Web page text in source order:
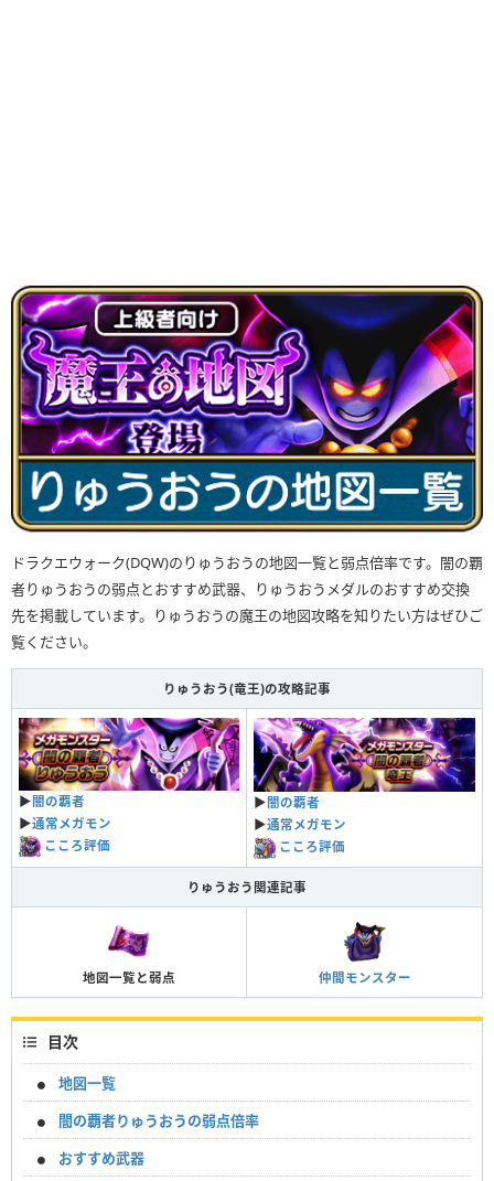
ドラクエウォーク(DQW)のりゅうおうの地図一覧と弱点倍率です。闇の覇
者りゅうおうの弱点とおすすめ武器、りゅうおうメダルのおすすめ交換
先を掲載しています。りゅうおうの魔王の地図攻略を知りたい方はぜひご
覧ください。
りゅうおう(竜王)の攻略記事
▶︎ 闇の覇者
▶︎通常メガモン
こころ評価
▶︎闇の覇者
▶︎通常メガモン
こころ評価
りゅうおう関連記事
地図一覧と弱点 仲間モンスター
目次
地図一覧
闇の覇者りゅうおうの弱点倍率
おすすめ武器